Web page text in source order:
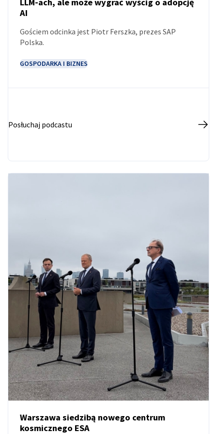
PODCAST
LLM-ach, ale może wygrać wyścig o adopcję
AI
Gościem odcinka jest Piotr Ferszka, prezes SAP
Polska.
GOSPODARKA I BIZNES
Posłuchaj podcastu
Warszawa siedzibą nowego centrum
kosmicznego ESA